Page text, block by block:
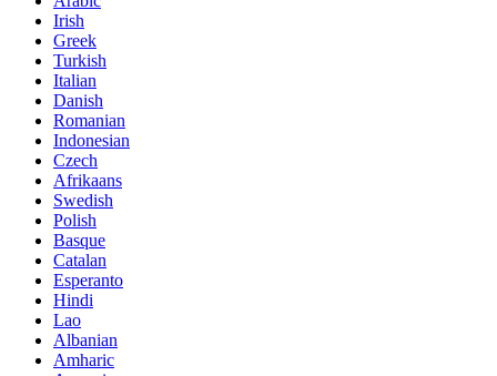
Irish
Greek
Turkish
Italian
Danish
Romanian
Indonesian
Czech
Afrikaans
Swedish
Polish
Basque
Catalan
Esperanto
Hindi
Lao
Albanian
Amharic